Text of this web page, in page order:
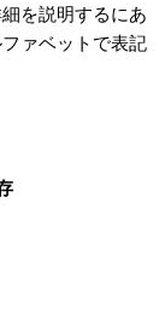
を説明するにあ
ァベットで表記